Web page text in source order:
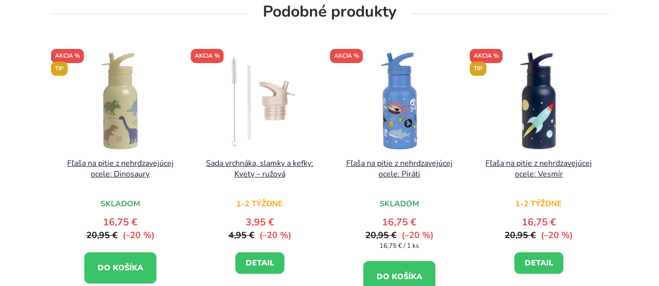
Podobné produkty
AKCIA %
TIP
Fľaša na pitie z nehrdzavejúcej
ocele: Dinosaury
SKLADOM
16,75 €
20,95 € (–20 %)
DO KOŠÍKA
AKCIA %
Sada vrchnáka, slamky a kefky:
Kvety – ružová
1-2 TÝŽDNE
3,95 €
4,95 € (–20 %)
DETAIL
AKCIA %
Fľaša na pitie z nehrdzavejúcej
ocele: Piráti
SKLADOM
16,75 €
20,95 € (–20 %)
Jednotková
16,75 € / 1 ks
DO KOŠÍKA
AKCIA %
TIP
Fľaša na pitie z nehrdzavejúcej
ocele: Vesmír
1-2 TÝŽDNE
16,75 €
20,95 € (–20 %)
DETAIL